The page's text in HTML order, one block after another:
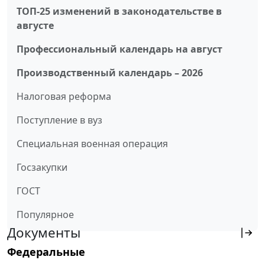
ТОП-25 изменений в законодательстве в
августе
Профессиональный календарь на август
Производственный календарь – 2026
Налоговая реформа
Поступление в вуз
Специальная военная операция
Госзакупки
ГОСТ
Популярное
Документы
Федеральные